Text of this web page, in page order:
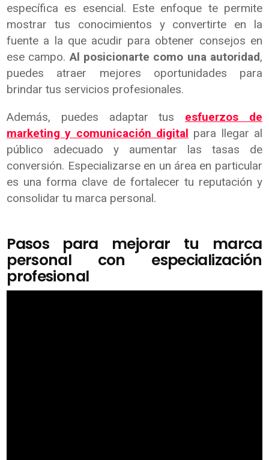
específica es esencial. Este enfoque te permite
mostrar tus conocimientos y convertirte en la
fuente a la que acudir para obtener consejos en
ese campo.Al posicionarte como una autoridad,
puedes atraer mejores oportunidades para
brindar tus servicios profesionales.
Además, puedes adaptar tus esfuerzos de
marketing y comunicación digital para llegar al
público adecuado y aumentar las tasas de
conversión. Especializarse en un área en particular
es una forma clave de fortalecer tu reputación y
consolidar tu marca personal.
Pasos para mejorar tu marca
personal con especialización
profesional